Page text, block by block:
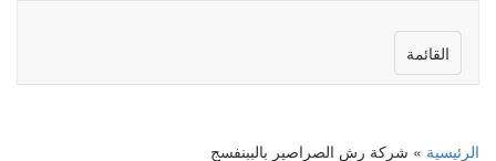
القائمة
الرئيسية » شركة رش الصراصير بالببنفسج